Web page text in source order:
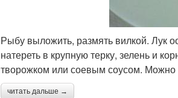
Рыбу выложить, размять вилкой. Лук
натереть в крупную терку, зелень и
творожком или соевым соусом. Можно
читать дальше →